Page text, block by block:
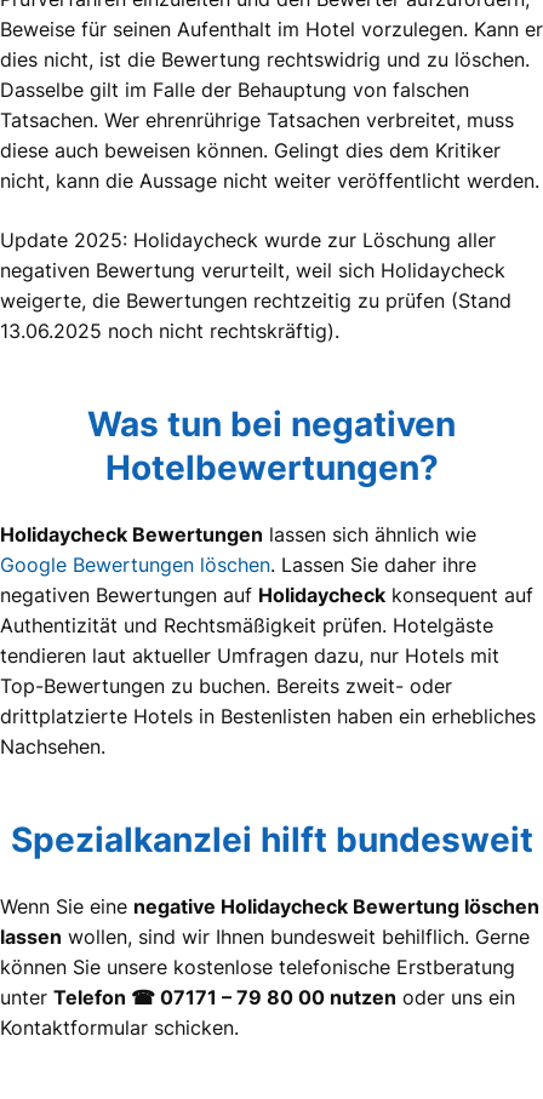
Beweise für seinen Aufenthalt im Hotel vorzulegen. Kann er
dies nicht, ist die Bewertung rechtswidrig und zu löschen.
Dasselbe gilt im Falle der Behauptung von falschen
Tatsachen. Wer ehrenrührige Tatsachen verbreitet, muss
diese auch beweisen können. Gelingt dies dem Kritiker
nicht, kann die Aussage nicht weiter veröffentlicht werden.
Update 2025: Holidaycheck wurde zur Löschung aller
negativen Bewertung verurteilt, weil sich Holidaycheck
weigerte, die Bewertungen rechtzeitig zu prüfen (Stand
13.06.2025 noch nicht rechtskräftig).
Was tun bei negativen
Hotelbewertungen?
Holidaycheck Bewertungen lassen sich ähnlich wie
Google Bewertungen löschen. Lassen Sie daher ihre
negativen Bewertungen auf Holidaycheck konsequent auf
Authentizität und Rechtsmäßigkeit prüfen. Hotelgäste
tendieren laut aktueller Umfragen dazu, nur Hotels mit
Top-Bewertungen zu buchen. Bereits zweit- oder
drittplatzierte Hotels in Bestenlisten haben ein erhebliches
Nachsehen.
Spezialkanzlei hilft bundesweit
Wenn Sie eine negative Holidaycheck Bewertung löschen
lassen wollen, sind wir Ihnen bundesweit behilflich. Gerne
können Sie unsere kostenlose telefonische Erstberatung
unter Telefon ☎ 07171 – 79 80 00 nutzen oder uns ein
Kontaktformular schicken.